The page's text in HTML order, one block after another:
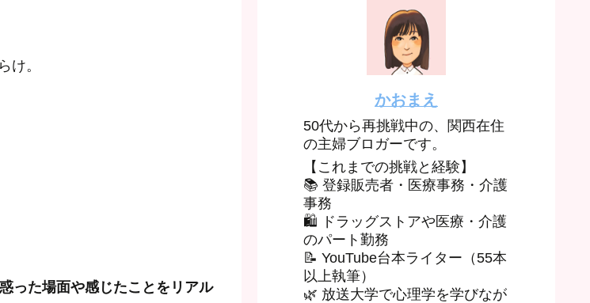
け。
った場面や感じたことをリアル
かおまえ
50代から再挑戦中の、関西在住
の主婦ブロガーです。
【これまでの挑戦と経験】
📚 登録販売者・医療事務・介護
事務
🛍 ドラッグストアや医療・介護
のパート勤務
📝 YouTube台本ライター（55本
以上執筆）
🌿 放送大学で心理学を学びなが